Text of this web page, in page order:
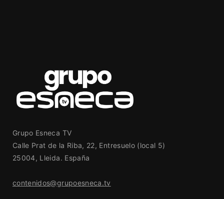
Grupo Esneca TV
Calle Prat de la Riba, 22, Entresuelo (local 5)
25004, Lleida. España
contenidos@grupoesneca.tv